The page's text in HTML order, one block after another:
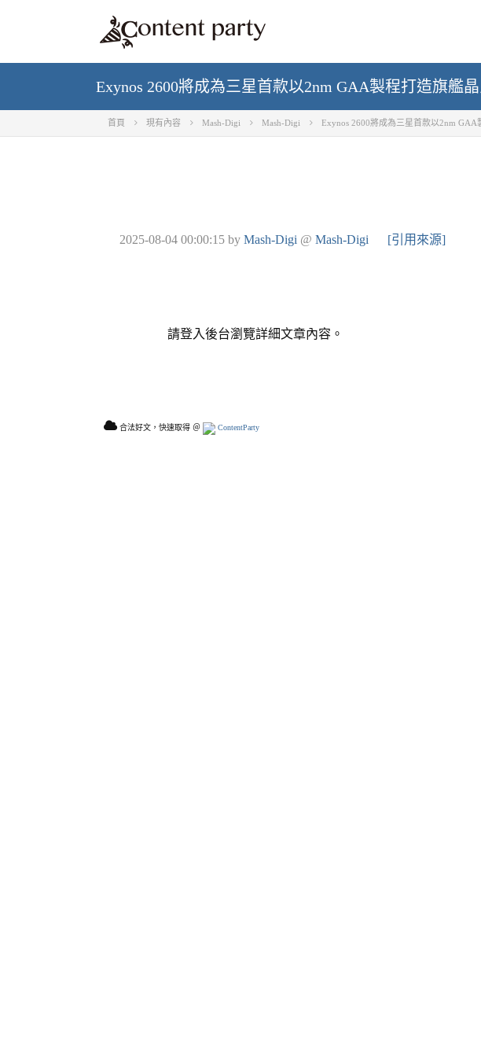
Exynos 2600將成為三星首款以2nm GAA製程打造旗艦
首頁 現有內容 Mash-Digi Mash-Digi Exynos 2600將成為三星首款以2nm GAA
2025-08-04 00:00:15 by Mash-Digi @ Mash-Digi [引用來源]
請登入後台瀏覽詳細文章內容。
合法好文，快速取得 ＠ ContentParty